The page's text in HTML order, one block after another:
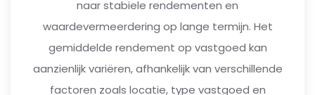
naar stabiele rendementen en
waardevermeerdering op lange termijn. Het
gemiddelde rendement op vastgoed kan
aanzienlijk variëren, afhankelijk van verschillende
factoren zoals locatie, type vastgoed en